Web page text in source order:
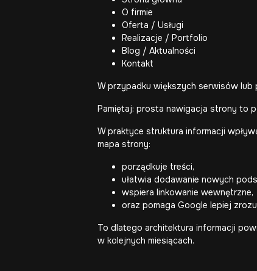
O firmie
Oferta / Usługi
Realizacje / Portfolio
Blog / Aktualności
Kontakt
W przypadku większych serwisów lub
Pamiętaj: prosta nawigacja strony to
W praktyce struktura informacji
mapa strony:
porządkuje treści,
ułatwia dodawanie nowych
wspiera linkowanie wewnętrzne,
oraz pomaga Google lepiej
To dlatego architektura informacji
w kolejnych miesiącach.